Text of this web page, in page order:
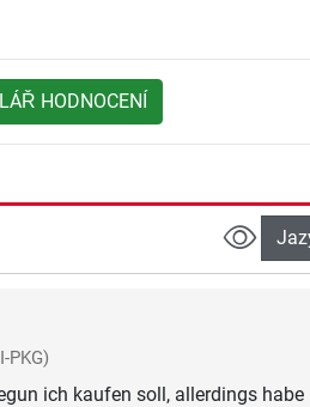
HODNOCENÍ
PKG)
ich kaufen soll, allerdings habe